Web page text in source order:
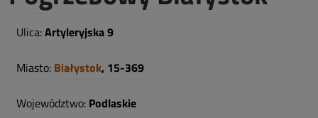
Ulica:Artyleryjska 9
Miasto: Białystok, 15-369
Województwo: Podlaskie